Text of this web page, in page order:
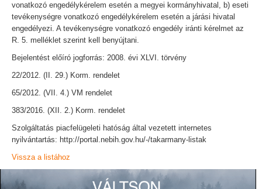
vonatkozó engedélykérelem esetén a megyei kormányhivatal, b) eseti
tevékenységre vonatkozó engedélykérelem esetén a járási hivatal
engedélyezi. A tevékenységre vonatkozó engedély iránti kérelmet az
R. 5. melléklet szerint kell benyújtani.
Bejelentést előíró jogforrás: 2008. évi XLVI. törvény
22/2012. (II. 29.) Korm. rendelet
65/2012. (VII. 4.) VM rendelet
383/2016. (XII. 2.) Korm. rendelet
Szolgáltatás piacfelügeleti hatóság által vezetett internetes
nyilvántartás: http://portal.nebih.gov.hu/-/takarmany-listak
Vissza a listához